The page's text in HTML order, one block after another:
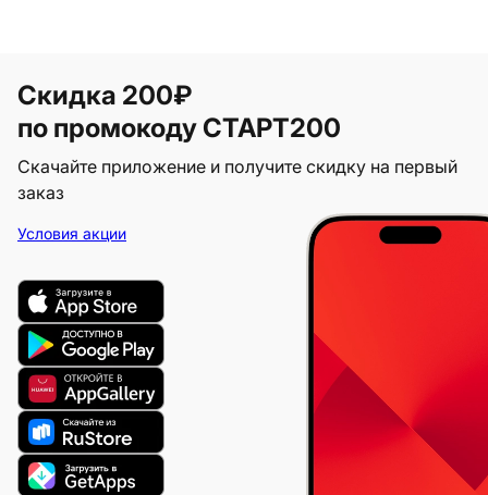
Скидка 200₽
по промокоду СТАРТ200
Скачайте приложение и получите скидку на первый
заказ
Условия акции